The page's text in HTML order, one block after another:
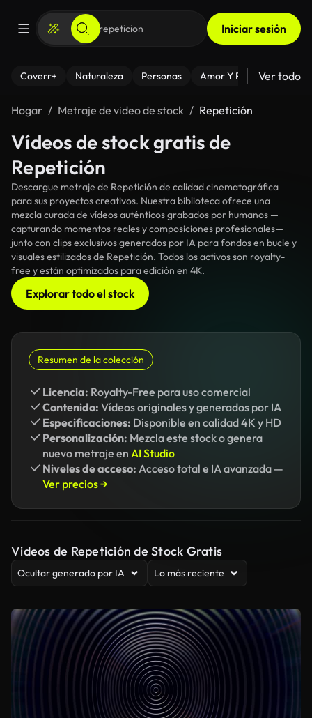
Iniciar sesión
Coverr+ Naturaleza Personas Amor Y Relaciones
Ver todo
Hogar Metraje de video de stock Repetición
Vídeos de stock gratis de
Repetición
Descargue metraje de Repetición de calidad cinematográfica
para sus proyectos creativos. Nuestra biblioteca ofrece una
mezcla curada de vídeos auténticos grabados por humanos —
capturando momentos reales y composiciones profesionales—
junto con clips exclusivos generados por IA para fondos en bucle y
visuales estilizados de Repetición. Todos los activos son royalty-
free y están optimizados para edición en 4K.
Explorar todo el stock
Resumen de la colección
Licencia: Royalty-Free para uso comercial
Contenido: Vídeos originales y generados por IA
Especificaciones: Disponible en calidad 4K y HD
Personalización: Mezcla este stock o genera
nuevo metraje en AI Studio
Niveles de acceso: Acceso total e IA avanzada —
Ver precios →
Videos de Repetición de Stock Gratis
Ocultar generado por IA Lo más reciente